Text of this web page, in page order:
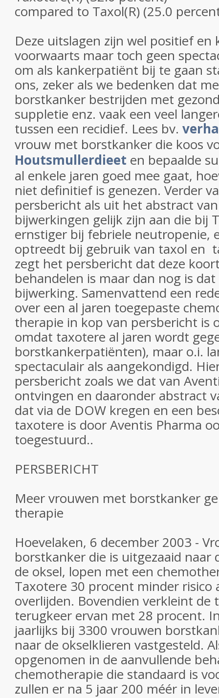
compared to Taxol(R) (25.0
Deze uitslagen zijn wel positief en
voorwaarts maar toch geen
om als kankerpatiënt bij te gaan
ons, zeker als we bedenken dat
borstkanker bestrijden met
suppletie enz. vaak een veel
tussen een recidief. Lees bv.
vrouw met borstkanker die koos
Houtsmullerdieet en bepaalde
al enkele jaren goed mee gaat,
niet definitief is genezen. Verder
persbericht als uit het abstract
bijwerkingen gelijk zijn aan die bij
ernstiger bij febriele neutropenie,
optreedt bij gebruik van taxol en
zegt het persbericht dat deze
behandelen is maar dan nog is
bijwerking. Samenvattend een
over een al jaren toegepaste
therapie in kop van persbericht is
omdat taxotere al jaren wordt
borstkankerpatiënten), maar o.i.
spectaculair als aangekondigd.
persbericht zoals we dat van
ontvingen en daaronder abstract
dat via de DOW kregen en een
taxotere is door Aventis Pharma
toegestuurd..
PERSBERICHT
Meer vrouwen met borstkanker
therapie
Hoevelaken, 6 december 2003 -
borstkanker die is uitgezaaid naar
de oksel, lopen met een
Taxotere 30 procent minder risico
overlijden. Bovendien verkleint de
terugkeer ervan met 28 procent.
jaarlijks bij 3300 vrouwen
naar de okselklieren vastgesteld.
opgenomen in de aanvullende
chemotherapie die standaard is
zullen er na 5 jaar 200 méér in